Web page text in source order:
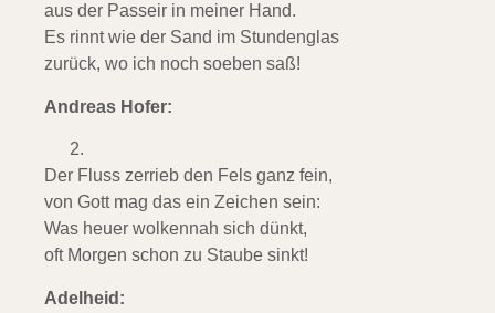
aus der Passeir in meiner Hand.
Es rinnt wie der Sand im Stundenglas
zurück, wo ich noch soeben saß!
Andreas Hofer:
Der Fluss zerrieb den Fels ganz fein,
von Gott mag das ein Zeichen sein:
Was heuer wolkennah sich dünkt,
oft Morgen schon zu Staube sinkt!
Adelheid: